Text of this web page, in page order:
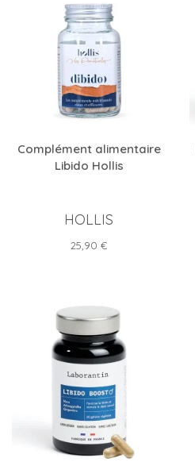
Complément alimentaire
Libido Hollis
HOLLIS
Prix
25,90 €